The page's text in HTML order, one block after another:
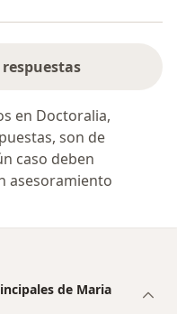
en Doctoralia,
son de
caso deben
asesoramiento
de Maria